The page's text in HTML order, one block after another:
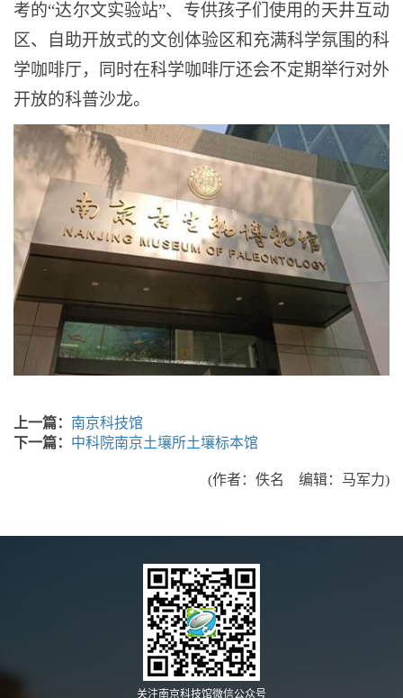
考的“达尔文实验站”、专供孩子们使用的天井互动
区、自助开放式的文创体验区和充满科学氛围的科
学咖啡厅，同时在科学咖啡厅还会不定期举行对外
开放的科普沙龙。
上一篇： 南京科技馆
下一篇： 中科院南京土壤所土壤标本馆
(作者：佚名 编辑：马军力)
关注南京科技馆微信公众号